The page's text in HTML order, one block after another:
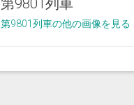
第9801列車の他の画像を見る